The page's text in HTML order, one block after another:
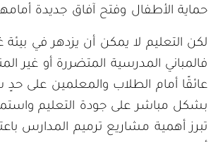
حماية الأطفال وفتح آفاق جديدة
لكن التعليم لا يمكن أن يزدهر في بيئة
فالمباني المدرسية المتضررة أو غير
عائقًا أمام الطلاب والمعلمين على حدٍ
بشكل مباشر على جودة التعليم
تبرز أهمية مشاريع ترميم المدارس